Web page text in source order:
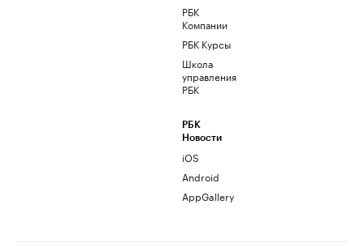
РБК
Компании
РБК Курсы
Школа
управления
РБК
РБК
Новости
iOS
Android
AppGallery